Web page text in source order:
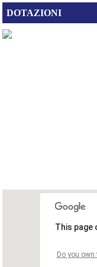
DOTAZIONI
This page
Do you